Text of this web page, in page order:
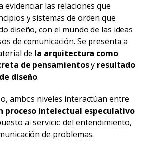
evidenciar las relaciones que
y sistemas de orden que
diseño, con el mundo de las ideas
de comunicación. Se presenta a
de la arquitectura como
de pensamientosy resultado
diseño.
ambos niveles interactúan entre
proceso intelectual especulativo
al servicio del entendimiento,
de problemas.